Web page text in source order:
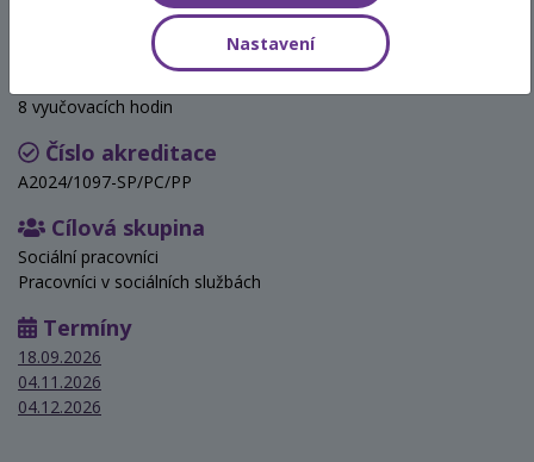
Hodinová dotace
8 vyučovacích hodin
Číslo akreditace
A2024/1097-SP/PC/PP
Cílová skupina
Sociální pracovníci
Pracovníci v sociálních službách
Termíny
18.09.2026
04.11.2026
04.12.2026
Nastavení